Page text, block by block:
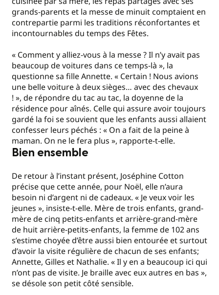
grands-parents et la messe de minuit comptaient en
contrepartie parmi les traditions réconfortantes et
incontournables du temps des Fêtes.
« Comment y alliez-vous à la messe ? Il n’y avait pas
beaucoup de voitures dans ce temps-là », la
questionne sa fille Annette. « Certain ! Nous avions
une belle voiture à deux sièges… avec des chevaux
! », de répondre du tac au tac, la doyenne de la
résidence pour aînés. Celle qui assure avoir toujours
gardé la foi se souvient que les enfants aussi allaient
confesser leurs péchés : « On a fait de la peine à
maman. On ne le fera plus », rapporte-t-elle.
Bien ensemble
De retour à l’instant présent, Joséphine Cotton
précise que cette année, pour Noël, elle n’aura
besoin ni d’argent ni de cadeaux. « Je veux voir les
jeunes », insiste-t-elle. Mère de trois enfants, grand-
mère de cinq petits-enfants et arrière-grand-mère
de huit arrière-petits-enfants, la femme de 102 ans
s’estime choyée d’être aussi bien entourée et surtout
d’avoir la visite régulière de chacun de ses enfants;
Annette, Gilles et Nathalie. « Il y en a beaucoup ici qui
n’ont pas de visite. Je braille avec eux autres en bas »,
se désole son petit côté sensible.